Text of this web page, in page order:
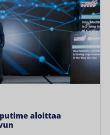
aloittaa